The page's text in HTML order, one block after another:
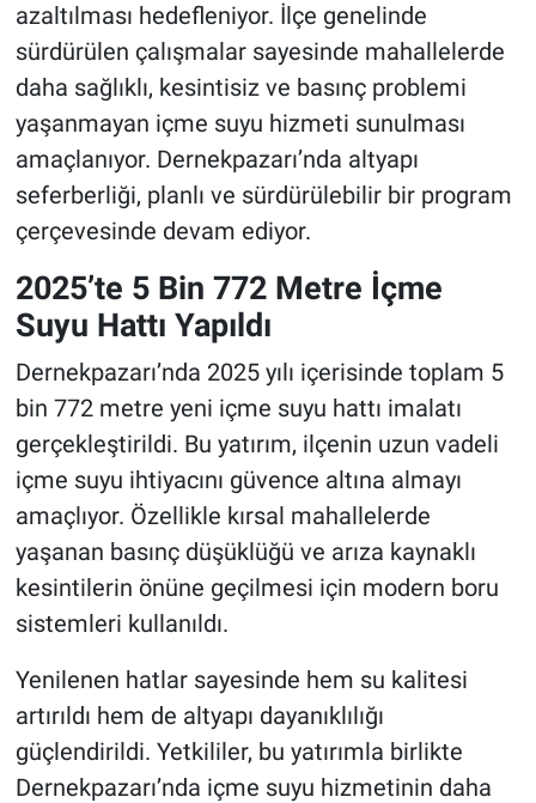
azaltılması hedefleniyor. İlçe genelinde
sürdürülen çalışmalar sayesinde mahallelerde
daha sağlıklı, kesintisiz ve basınç problemi
yaşanmayan içme suyu hizmeti sunulması
amaçlanıyor. Dernekpazarı’nda altyapı
seferberliği, planlı ve sürdürülebilir bir program
çerçevesinde devam ediyor.
2025’te 5 Bin 772 Metre İçme
Suyu Hattı Yapıldı
Dernekpazarı’nda 2025 yılı içerisinde toplam 5
bin 772 metre yeni içme suyu hattı imalatı
gerçekleştirildi. Bu yatırım, ilçenin uzun vadeli
içme suyu ihtiyacını güvence altına almayı
amaçlıyor. Özellikle kırsal mahallelerde
yaşanan basınç düşüklüğü ve arıza kaynaklı
kesintilerin önüne geçilmesi için modern boru
sistemleri kullanıldı.
Yenilenen hatlar sayesinde hem su kalitesi
artırıldı hem de altyapı dayanıklılığı
güçlendirildi. Yetkililer, bu yatırımla birlikte
Dernekpazarı’nda içme suyu hizmetinin daha